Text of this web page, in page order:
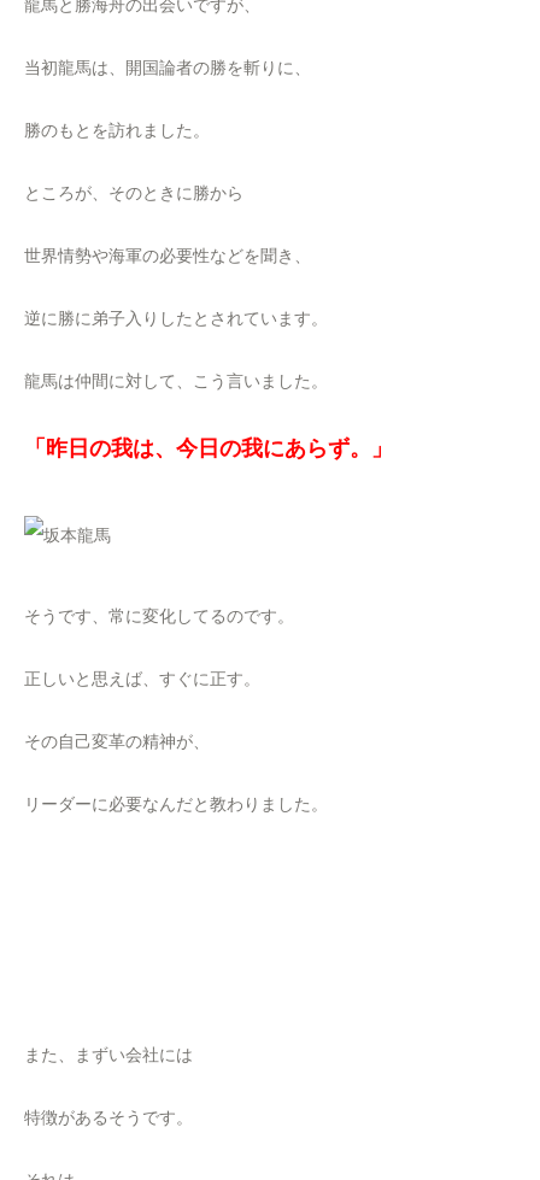
龍馬と勝海舟の出会いですが、
当初龍馬は、開国論者の勝を斬りに、
勝のもとを訪れました。
ところが、そのときに勝から
世界情勢や海軍の必要性などを聞き、
逆に勝に弟子入りしたとされています。
龍馬は仲間に対して、こう言いました。
「昨日の我は、今日の我にあらず。」
そうです、常に変化してるのです。
正しいと思えば、すぐに正す。
その自己変革の精神が、
リーダーに必要なんだと教わりました。
また、まずい会社には
特徴があるそうです。